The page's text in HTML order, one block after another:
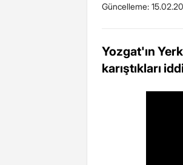
Güncelleme:
Yozgat'ın
karıştıkları